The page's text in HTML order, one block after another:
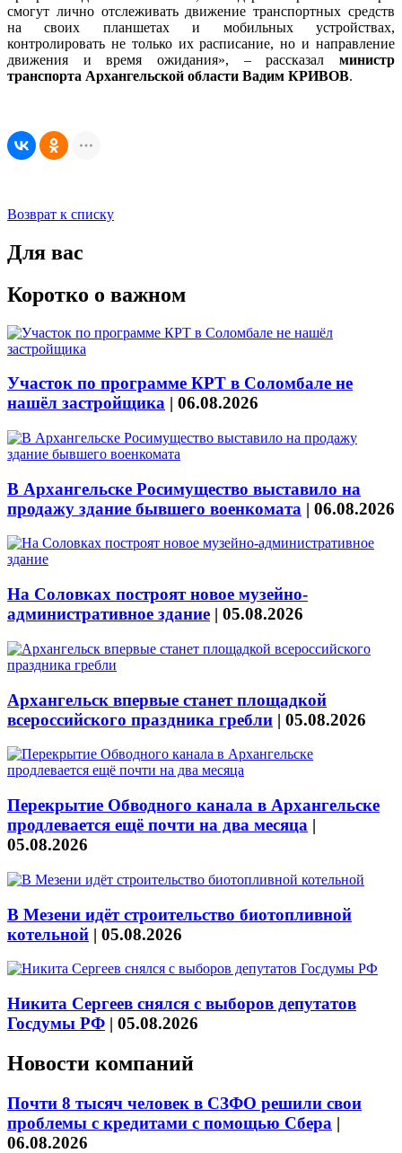
смогут лично отслеживать движение транспортных средств
на своих планшетах и мобильных устройствах,
контролировать не только их расписание, но и направление
движения и время ожидания», – рассказал министр
транспорта Архангельской области Вадим КРИВОВ.
Возврат к списку
Для вас
Коротко о важном
Участок по программе КРТ в Соломбале не
нашёл застройщика | 06.08.2026
В Архангельске Росимущество выставило на
продажу здание бывшего военкомата | 06.08.2026
На Соловках построят новое музейно-
административное здание | 05.08.2026
Архангельск впервые станет площадкой
всероссийского праздника гребли | 05.08.2026
Перекрытие Обводного канала в Архангельске
продлевается ещё почти на два месяца |
05.08.2026
В Мезени идёт строительство биотопливной
котельной | 05.08.2026
Никита Сергеев снялся с выборов депутатов
Госдумы РФ | 05.08.2026
Новости компаний
Почти 8 тысяч человек в СЗФО решили свои
проблемы с кредитами с помощью Сбера |
06.08.2026